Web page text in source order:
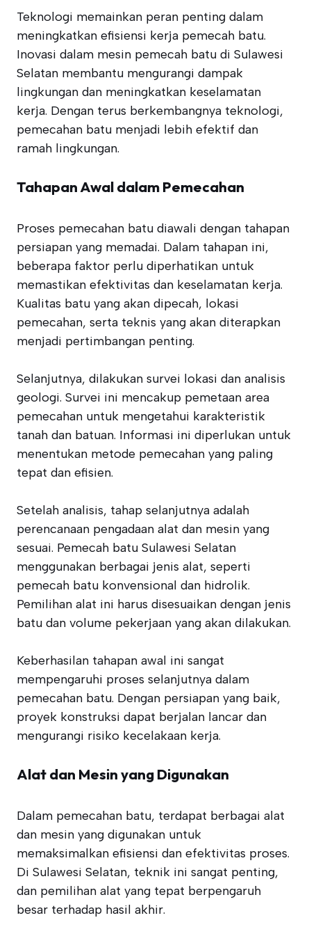
Teknologi memainkan peran penting dalam
meningkatkan efisiensi kerja pemecah batu.
Inovasi dalam mesin pemecah batu di Sulawesi
Selatan membantu mengurangi dampak
lingkungan dan meningkatkan keselamatan
kerja. Dengan terus berkembangnya teknologi,
pemecahan batu menjadi lebih efektif dan
ramah lingkungan.
Tahapan Awal dalam Pemecahan
Proses pemecahan batu diawali dengan tahapan
persiapan yang memadai. Dalam tahapan ini,
beberapa faktor perlu diperhatikan untuk
memastikan efektivitas dan keselamatan kerja.
Kualitas batu yang akan dipecah, lokasi
pemecahan, serta teknis yang akan diterapkan
menjadi pertimbangan penting.
Selanjutnya, dilakukan survei lokasi dan analisis
geologi. Survei ini mencakup pemetaan area
pemecahan untuk mengetahui karakteristik
tanah dan batuan. Informasi ini diperlukan untuk
menentukan metode pemecahan yang paling
tepat dan efisien.
Setelah analisis, tahap selanjutnya adalah
perencanaan pengadaan alat dan mesin yang
sesuai. Pemecah batu Sulawesi Selatan
menggunakan berbagai jenis alat, seperti
pemecah batu konvensional dan hidrolik.
Pemilihan alat ini harus disesuaikan dengan jenis
batu dan volume pekerjaan yang akan dilakukan.
Keberhasilan tahapan awal ini sangat
mempengaruhi proses selanjutnya dalam
pemecahan batu. Dengan persiapan yang baik,
proyek konstruksi dapat berjalan lancar dan
mengurangi risiko kecelakaan kerja.
Alat dan Mesin yang Digunakan
Dalam pemecahan batu, terdapat berbagai alat
dan mesin yang digunakan untuk
memaksimalkan efisiensi dan efektivitas proses.
Di Sulawesi Selatan, teknik ini sangat penting,
dan pemilihan alat yang tepat berpengaruh
besar terhadap hasil akhir.